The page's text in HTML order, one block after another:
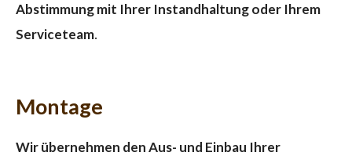
Abstimmung mit Ihrer Instandhaltung oder Ihrem
Serviceteam.
Montage
Wir übernehmen den Aus- und Einbau Ihrer